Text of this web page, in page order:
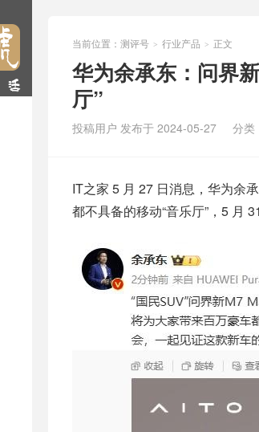
当前位置： 测评号 > 行业产品 > 正文
华为余承东：问界
厅”
投稿用户 发布于 2024-05-27 分类
IT之家 5 月 27 日消息，华为余
都不具备的移动“音乐厅”，5 月